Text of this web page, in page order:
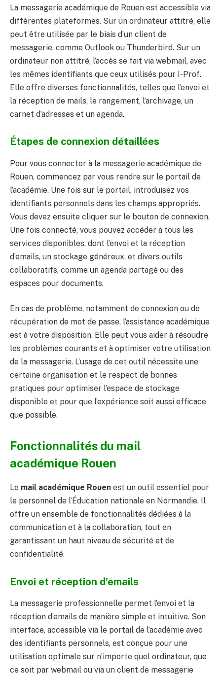
La messagerie académique de Rouen est accessible via
différentes plateformes. Sur un ordinateur attitré, elle
peut être utilisée par le biais d’un client de
messagerie, comme Outlook ou Thunderbird. Sur un
ordinateur non attitré, l’accès se fait via webmail, avec
les mêmes identifiants que ceux utilisés pour I-Prof.
Elle offre diverses fonctionnalités, telles que l’envoi et
la réception de mails, le rangement, l’archivage, un
carnet d’adresses et un agenda.
Étapes de connexion détaillées
Pour vous connecter à la messagerie académique de
Rouen, commencez par vous rendre sur le portail de
l’académie. Une fois sur le portail, introduisez vos
identifiants personnels dans les champs appropriés.
Vous devez ensuite cliquer sur le bouton de connexion.
Une fois connecté, vous pouvez accéder à tous les
services disponibles, dont l’envoi et la réception
d’emails, un stockage généreux, et divers outils
collaboratifs, comme un agenda partagé ou des
espaces pour documents.
En cas de problème, notamment de connexion ou de
récupération de mot de passe, l’assistance académique
est à votre disposition. Elle peut vous aider à résoudre
les problèmes courants et à optimiser votre utilisation
de la messagerie. L’usage de cet outil nécessite une
certaine organisation et le respect de bonnes
pratiques pour optimiser l’espace de stockage
disponible et pour que l’expérience soit aussi efficace
que possible.
Fonctionnalités du mail
académique Rouen
Le mail académique Rouen est un outil essentiel pour
le personnel de l’Éducation nationale en Normandie. Il
offre un ensemble de fonctionnalités dédiées à la
communication et à la collaboration, tout en
garantissant un haut niveau de sécurité et de
confidentialité.
Envoi et réception d’emails
La messagerie professionnelle permet l’envoi et la
réception d’emails de manière simple et intuitive. Son
interface, accessible via le portail de l’académie avec
des identifiants personnels, est conçue pour une
utilisation optimale sur n’importe quel ordinateur, que
ce soit par webmail ou via un client de messagerie